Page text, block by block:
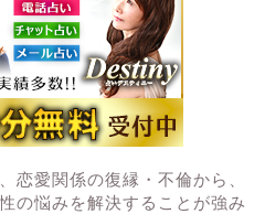
恋愛関係の復縁・不倫から、
の悩みを解決することが強み